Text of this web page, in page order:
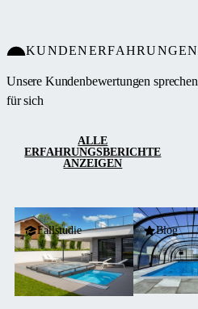
Einzelschienen-
System
ermöglicht
drei Seiten,
komfortable
Bedienung.
KUNDENERFAHRUNGEN
Unsere Kundenbewertungen sprechen
für sich
ALLE
ERFAHRUNGSBERICHTE
ANZEIGEN
Fallstudie Blog